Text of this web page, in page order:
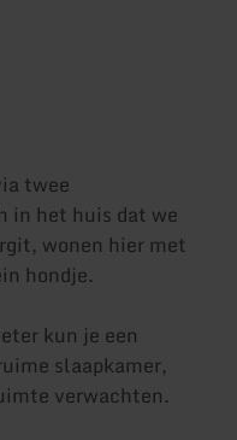
twee
in het huis dat we
wonen hier met
hondje.
kun je een
slaapkamer,
verwachten.